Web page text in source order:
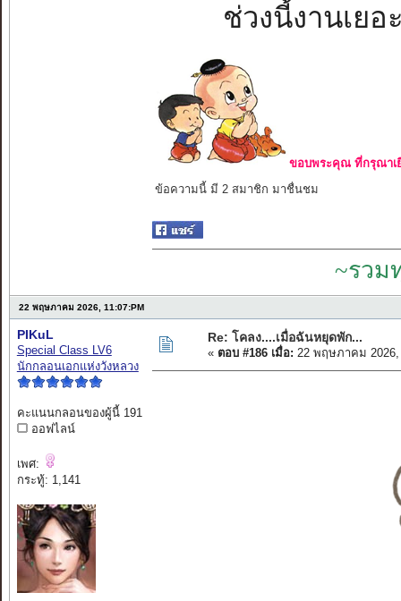
ช่วงนี้งานเย
ขอบพระคุณ ที่กรุณาเ
ข้อความนี้ มี 2 สมาชิก มาชื่นชม
~รวม
22 พฤษภาคม 2026, 11:07:PM
PIKuL
Special Class LV6
นักกลอนเอกแห่งวังหลวง
คะแนนกลอนของผู้นี้ 191
ออฟไลน์
เพศ:
กระทู้: 1,141
Re: โคลง....เมื่อฉันหยุดพัก...
« ตอบ #186 เมื่อ: 22 พฤษภาคม 2026,